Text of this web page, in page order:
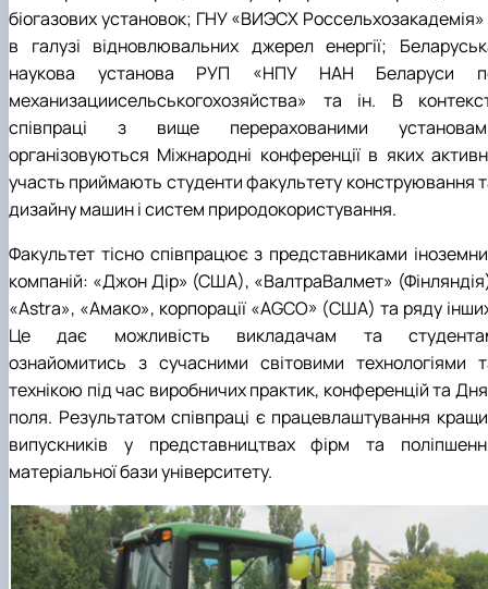
біогазових установок; ГНУ «ВИЭСХ Россельхозакадемія»
в галузі відновлювальних джерел енергії;
наукова установа РУП «НПУ НАН Беларуси
механизациисельськогохозяйства» та ін. В
співпраці з вище перерахованими
організовуються Міжнародні конференції в яких
участь приймають студенти факультету конструювання
дизайну машин і систем природокористування.
Факультет тісно співпрацює з представниками
компаній: «Джон Дір» (США), «ВалтраВалмет»
«Astra», «Амако», корпорації «AGCO» (США) та ряду
Це дає можливість викладачам та
ознайомитись з сучасними світовими технологіями
технікою під час виробничих практик, конференцій та
поля. Результатом співпраці є працевлаштування
випускників у представництвах фірм та
матеріальної бази університету.